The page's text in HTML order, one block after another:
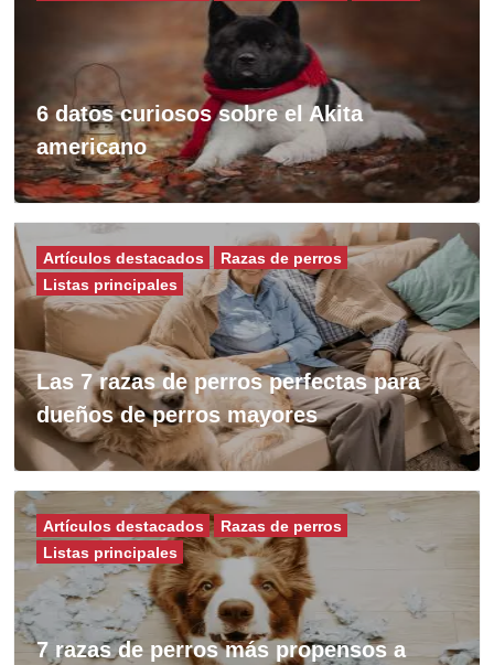
6 datos curiosos sobre el Akita
americano
Las 7 razas de perros perfectas para
dueños de perros mayores
Artículos destacados
Razas de perros
Listas principales
7 razas de perros más propensos a
Artículos destacados
Razas de perros
Listas principales